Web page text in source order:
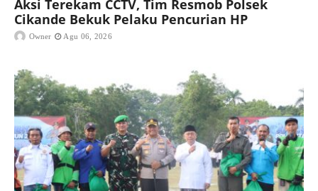
Aksi Terekam CCTV, Tim Resmob Polsek
Cikande Bekuk Pelaku Pencurian HP
Owner Agu 06, 2026